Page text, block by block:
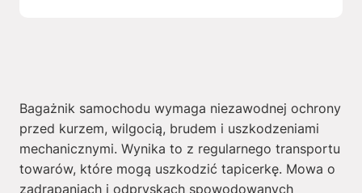
Bagażnik samochodu wymaga niezawodnej ochrony
przed kurzem, wilgocią, brudem i uszkodzeniami
mechanicznymi. Wynika to z regularnego transportu
towarów, które mogą uszkodzić tapicerkę. Mowa o
zadrapaniach i odpryskach spowodowanych